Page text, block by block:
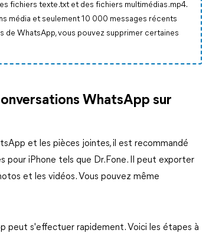
fichiers texte .txt et des fichiers multimédias .mp4.
média et seulement 10 000 messages récents
de WhatsApp, vous pouvez supprimer certaines
WhatsApp sur
et les pièces jointes, il est recommandé
pour iPhone tels que Dr.Fone. Il peut exporter
et les vidéos. Vous pouvez même
peut s'effectuer rapidement. Voici les étapes à